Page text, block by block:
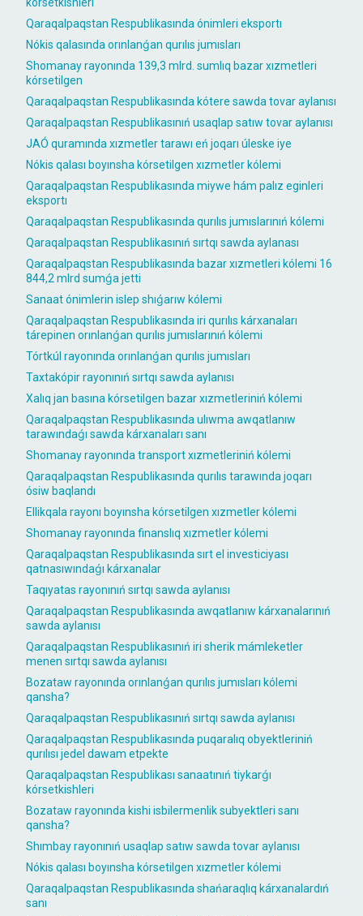
kórsetkishleri
Qaraqalpaqstan Respublikasında ónimleri eksportı
Nókis qalasında orınlanǵan qurılıs jumısları
Shomanay rayonında 139,3 mlrd. sumlıq bazar xızmetleri
kórsetilgen
Qaraqalpaqstan Respublikasında kótere sawda tovar aylanısı
Qaraqalpaqstan Respublikasınıń usaqlap satıw tovar aylanısı
JAÓ quramında xızmetler tarawı eń joqarı úleske iye
Nókis qalası boyınsha kórsetilgen xızmetler kólemi
Qaraqalpaqstan Respublikasında miywe hám palız eginleri
eksportı
Qaraqalpaqstan Respublikasında qurılıs jumıslarınıń kólemi
Qaraqalpaqstan Respublikasınıń sırtqı sawda aylanası
Qaraqalpaqstan Respublikasında bazar xızmetleri kólemi 16
844,2 mlrd sumǵa jetti
Sanaat ónimlerin islep shıǵarıw kólemi
Qaraqalpaqstan Respublikasında iri qurılıs kárxanaları
tárepinen orınlanǵan qurılıs jumıslarınıń kólemi
Tórtkúl rayonında orınlanǵan qurılıs jumısları
Taxtakópir rayonınıń sırtqı sawda aylanısı
Xalıq jan basına kórsetilgen bazar xızmetleriniń kólemi
Qaraqalpaqstan Respublikasında ulıwma awqatlanıw
tarawındaǵı sawda kárxanaları sanı
Shomanay rayonında transport xızmetleriniń kólemi
Qaraqalpaqstan Respublikasında qurılıs tarawında joqarı
ósiw baqlandı
Ellikqala rayonı boyınsha kórsetilgen xızmetler kólemi
Shomanay rayonında finanslıq xızmetler kólemi
Qaraqalpaqstan Respublikasında sırt el investiciyası
qatnasıwındaǵı kárxanalar
Taqıyatas rayonınıń sırtqı sawda aylanısı
Qaraqalpaqstan Respublikasında awqatlanıw kárxanalarınıń
sawda aylanısı
Qaraqalpaqstan Respublikasınıń iri sherik mámleketler
menen sırtqı sawda aylanısı
Bozataw rayonında orınlanǵan qurılıs jumısları kólemi
qansha?
Qaraqalpaqstan Respublikasınıń sırtqı sawda aylanısı
Qaraqalpaqstan Respublikasında puqaralıq obyektleriniń
qurılısı jedel dawam etpekte
Qaraqalpaqstan Respublikası sanaatınıń tiykarǵı
kórsetkishleri
Bozataw rayonında kishi isbilermenlik subyektleri sanı
qansha?
Shımbay rayonınıń usaqlap satıw sawda tovar aylanısı
Nókis qalası boyınsha kórsetilgen xızmetler kólemi
Qaraqalpaqstan Respublikasında shańaraqlıq kárxanalardıń
sanı